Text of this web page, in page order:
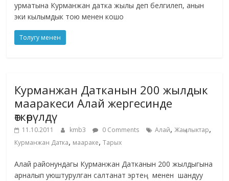
урматына Курманжан датка жылы деп белгилеп, анын
эки кылымдык тою менен кошо
Толугу менен
Курманжан Датканын 200 жылдык
мааракеси Алай жергесинде
өткөрүлдү
11.10.2011 kmb3 0 Comments Алай,Жаңылыктар,
Курманжан Датка, маараке,Тарых
Алай районундагы Курманжан Датканын 200 жылдыгына
арналып уюштурулган салтанат эртең менен шандуу